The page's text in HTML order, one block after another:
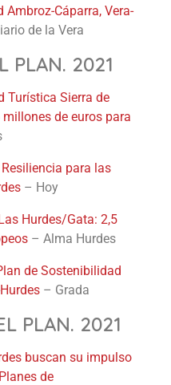
Cáparra, Vera-
de la Vera
PLAN. 2021
Turística Sierra de
de euros para
para las
– Hoy
Hurdes/Gata: 2,5
– Alma Hurdes
de Sostenibilidad
– Grada
PLAN. 2021
buscan su impulso
de